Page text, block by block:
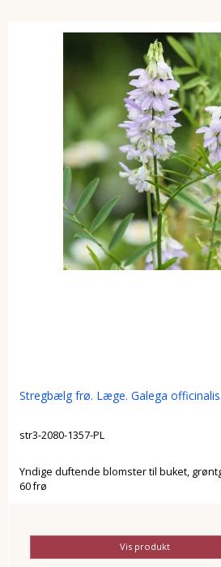
Stregbælg frø. Læge. Galega
str3-2080-1357-PL
Yndige duftende blomster til buket,
60 frø
Vis produkt